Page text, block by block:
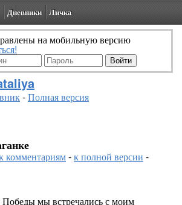
Дневники Личка
на мобильную версию
-Полная версия
комментариям-к полной версии -
мы встречались с моим